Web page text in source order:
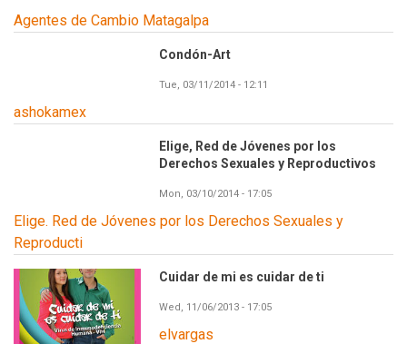
Agentes de Cambio Matagalpa
Condón-Art
Tue, 03/11/2014 - 12:11
ashokamex
Elige, Red de Jóvenes por los
Derechos Sexuales y Reproductivos
Mon, 03/10/2014 - 17:05
Elige. Red de Jóvenes por los Derechos Sexuales y
Reproducti
Cuidar de mi es cuidar de ti
Wed, 11/06/2013 - 17:05
elvargas